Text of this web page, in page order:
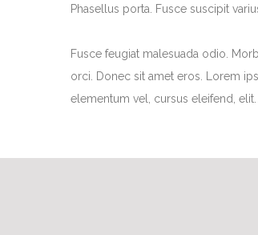
Phasellus porta. Fusce suscipit
Fusce feugiat malesuada odio.
orci. Donec sit amet eros. Lorem
elementum vel, cursus eleifend,